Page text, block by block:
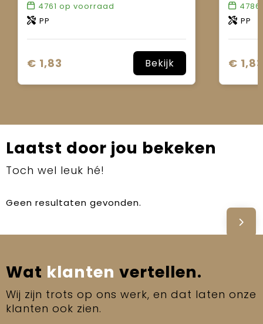
4761 op voorraad
PP
€ 1,83 Bekijk
4786
PP
€ 1,83
Laatst door jou bekeken
Toch wel leuk hé!
Geen resultaten gevonden.
Wat klanten vertellen.
Wij zijn trots op ons werk, en dat laten onze
klanten ook zien.